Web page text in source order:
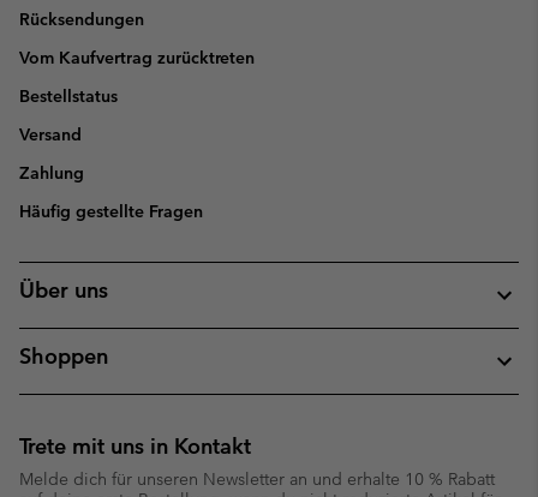
Rücksendungen
Vom Kaufvertrag zurücktreten
Bestellstatus
Versand
Zahlung
Häufig gestellte Fragen
Über uns
Shoppen
Trete mit uns in Kontakt
Melde dich für unseren Newsletter an und erhalte 10 % Rabatt